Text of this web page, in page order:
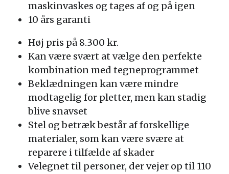
maskinvaskes og tages af og på igen
10 års garanti
Høj pris på 8.300 kr.
Kan være svært at vælge den perfekte
kombination med tegneprogrammet
Beklædningen kan være mindre
modtagelig for pletter, men kan stadig
blive snavset
Stel og betræk består af forskellige
materialer, som kan være svære at
reparere i tilfælde af skader
Velegnet til personer, der vejer op til 110